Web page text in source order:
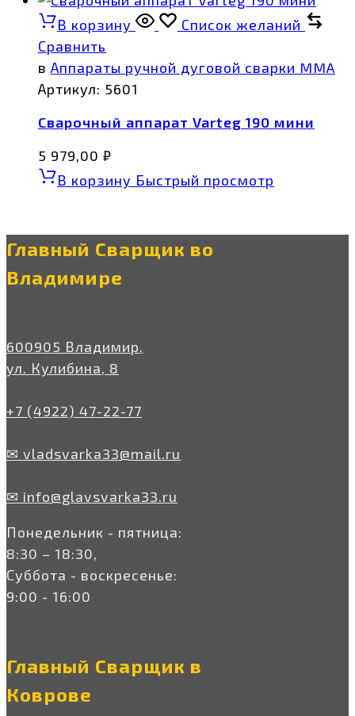
В корзину
Список желаний
Сравнить
в Аппараты ручной дуговой сварки MMA
Артикул: 5601
Сварочный аппарат Varteg 190 мини
5 979,00 ₽
В корзину Быстрый просмотр
Главный Сварщик во
Владимире
600905 Владимир,
ул. Кулибина, 8
+7 (4922) 47-22-77
✉ vladsvarka33@mail.ru
✉ info@glavsvarka33.ru
Понедельник - пятница:
8:30 – 18:30,
Суббота - воскресенье:
9:00 - 16:00
Главный Сварщик в
Коврове